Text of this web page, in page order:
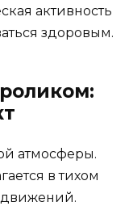
активность
здоровым.
атмосферы.
в тихом
движений.